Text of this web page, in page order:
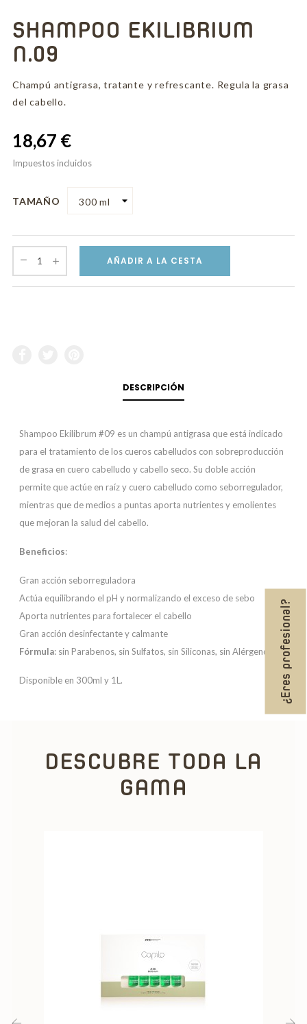
¿Eres profesional?
SHAMPOO EKILIBRIUM
N.09
Champú antigrasa, tratante y refrescante. Regula la grasa
del cabello.
18,67 €
Impuestos incluidos
TAMAÑO
AÑADIR A LA CESTA
DESCRIPCIÓN
Shampoo Ekilibrum #09 es un champú antigrasa que está indicado
para el tratamiento de los cueros cabelludos con sobreproducción
de grasa en cuero cabelludo y cabello seco. Su doble acción
permite que actúe en raíz y cuero cabelludo como seborregulador,
mientras que de medios a puntas aporta nutrientes y emolientes
que mejoran la salud del cabello.
Beneficios:
Gran acción seborreguladora
Actúa equilibrando el pH y normalizando el exceso de sebo
Aporta nutrientes para fortalecer el cabello
Gran acción desinfectante y calmante
Fórmula: sin Parabenos, sin Sulfatos, sin Siliconas, sin Alérgenos.
Disponible en 300ml y 1L.
DESCUBRE TODA LA
GAMA